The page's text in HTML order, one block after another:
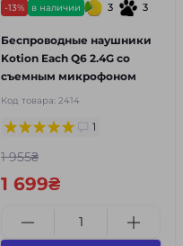
-13% в наличии 3 3
Беспроводные наушники
Kotion Each Q6 2.4G со
съемным микрофоном
Код товара: 2414
1
1 955₴
1 699₴